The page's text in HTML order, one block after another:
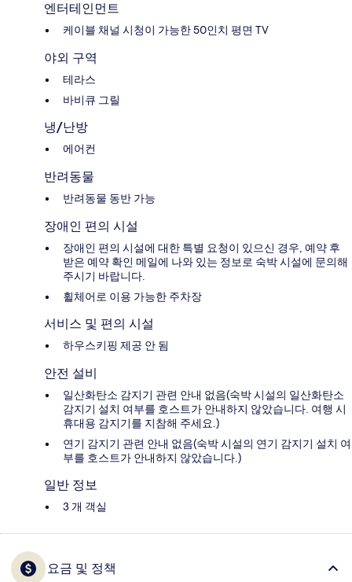
엔터테인먼트
케이블 채널 시청이 가능한 50인치 평면 TV
야외 구역
테라스
바비큐 그릴
냉/난방
에어컨
반려동물
반려동물 동반 가능
장애인 편의 시설
장애인 편의 시설에 대한 특별 요청이 있으신 경우, 예약 후
받은 예약 확인 메일에 나와 있는 정보로 숙박 시설에 문의해
주시기 바랍니다.
휠체어로 이용 가능한 주차장
서비스 및 편의 시설
하우스키핑 제공 안 됨
안전 설비
일산화탄소 감지기 관련 안내 없음(숙박 시설의 일산화탄소
감지기 설치 여부를 호스트가 안내하지 않았습니다. 여행 시
휴대용 감지기를 지참해 주세요.)
연기 감지기 관련 안내 없음(숙박 시설의 연기 감지기 설치 여
부를 호스트가 안내하지 않았습니다.)
일반 정보
3 개 객실
요금 및 정책